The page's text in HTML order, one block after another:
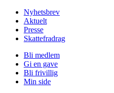
Nyhetsbrev
Aktuelt
Presse
Skattefradrag
Bli medlem
Gi en gave
Bli frivillig
Min side